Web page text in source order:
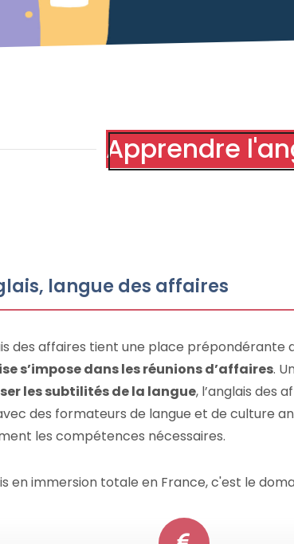
Apprendre
langue des affaires
des affaires tient une place prépondérante
s’impose dans les réunions d’affaires.
les subtilités de la langue, l’anglais des
des formateurs de langue et de culture
les compétences nécessaires.
en immersion totale en France, c'est le